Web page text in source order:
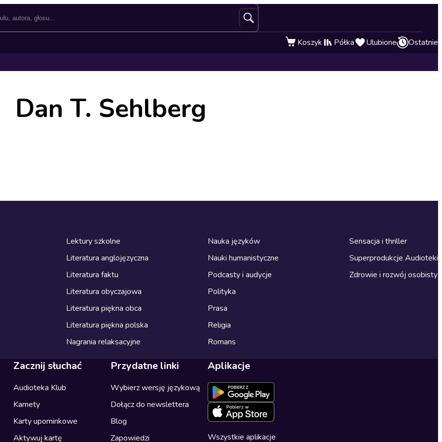
Koszyk Półka Ulubione Ostatnie
Dan T. Sehlberg
Lektury szkolne
Literatura anglojęzyczna
Literatura faktu
Literatura obyczajowa
Literatura piękna obca
Literatura piękna polska
Nagrania relaksacyjne
Nauka języków
Nauki humanistyczne
Podcasty i audycje
Polityka
Prasa
Religia
Romans
Sensacja i thriller
Superprodukcje Audioteki
Zdrowie i rozwój osobisty
Zacznij słuchać
Audioteka Klub
Karnety
Karty upominkowe
Aktywuj kartę
Przydatne linki
Wybierz wersję językową
Dołącz do newslettera
Blog
Zapowiedzi
Aplikacje
Wszystkie aplikacje